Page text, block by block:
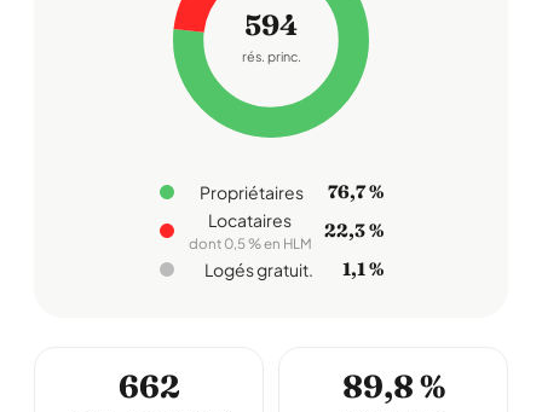
594
rés. princ.
Propriétaires 76,7 %
Locataires
dont 0,5 % en HLM
22,3 %
Logés gratuit. 1,1 %
662 89,8 %